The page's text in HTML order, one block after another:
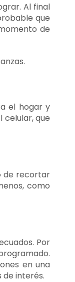
Al final
que
de
el hogar y
celular, que
de recortar
como
Por
en una
de interés.